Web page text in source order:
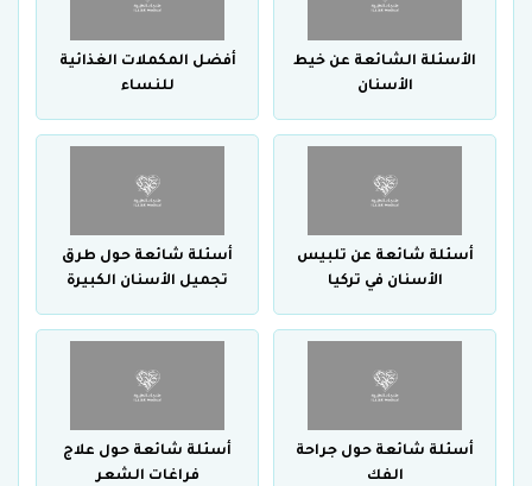
الأسئلة الشائعة عن خيط
الأسنان
أفضل المكملات الغذائية
للنساء
أسئلة شائعة عن تلبيس
الأسنان في تركيا
أسئلة شائعة حول طرق
تجميل الأسنان الكبيرة
أسئلة شائعة حول جراحة
الفك
أسئلة شائعة حول علاج
فراغات الشعر